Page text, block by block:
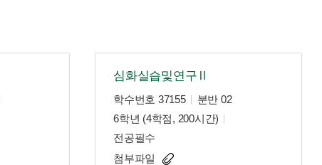
심화실습및연구Ⅱ
학수번호 37155
분반 02
6학년 (4학점, 200시간)
전공필수
첨부파일